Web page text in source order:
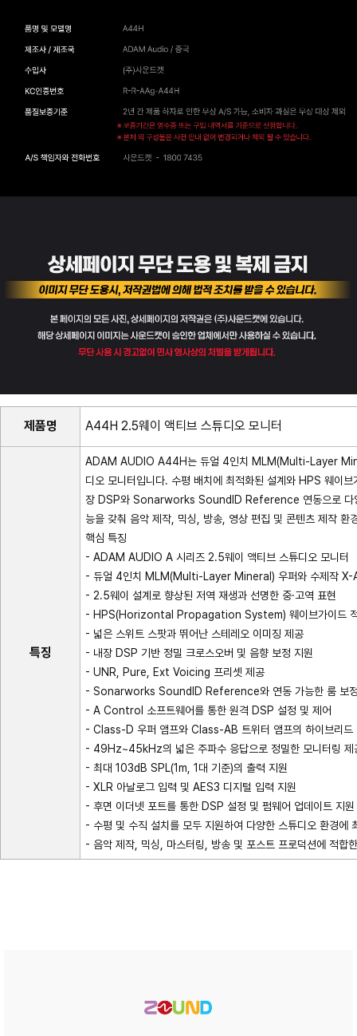
제품명 A44H 2.5웨이 액티브 스튜디오 모니터
특징
ADAM AUDIO A44H는 듀얼 4인치 MLM(Multi-Layer
디오 모니터입니다. 수평 배치에 최적화된 설계와 HPS 웨이
장 DSP와 Sonarworks SoundID Reference 연동으로 다양
능을 갖춰 음악 제작, 믹싱, 방송, 영상 편집 및 콘텐츠 제작 환
핵심 특징
- ADAM AUDIO A 시리즈 2.5웨이 액티브 스튜디오 모니터
- 듀얼 4인치 MLM(Multi-Layer Mineral) 우퍼와 수제작 X-
- 2.5웨이 설계로 향상된 저역 재생과 선명한 중·고역 표현
- HPS(Horizontal Propagation System) 웨이브가이드
- 넓은 스위트 스팟과 뛰어난 스테레오 이미징 제공
- 내장 DSP 기반 정밀 크로스오버 및 음향 보정 지원
- UNR, Pure, Ext Voicing 프리셋 제공
- Sonarworks SoundID Reference와 연동 가능한 룸 보
- A Control 소프트웨어를 통한 원격 DSP 설정 및 제어
- Class-D 우퍼 앰프와 Class-AB 트위터 앰프의 하이브리드
- 49Hz~45kHz의 넓은 주파수 응답으로 정밀한 모니터링 제
- 최대 103dB SPL(1m, 1대 기준)의 출력 지원
- XLR 아날로그 입력 및 AES3 디지털 입력 지원
- 후면 이더넷 포트를 통한 DSP 설정 및 펌웨어 업데이트 지원
- 수평 및 수직 설치를 모두 지원하여 다양한 스튜디오 환경에
- 음악 제작, 믹싱, 마스터링, 방송 및 포스트 프로덕션에 적합